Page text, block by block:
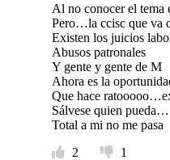
Al no conocer el tema
Pero…la ccisc que va
Existen los juicios
Abusos patronales
Y gente y gente de M
Ahora es la
Que hace
Sálvese quien pueda…
Total a mi no me pasa
2
1